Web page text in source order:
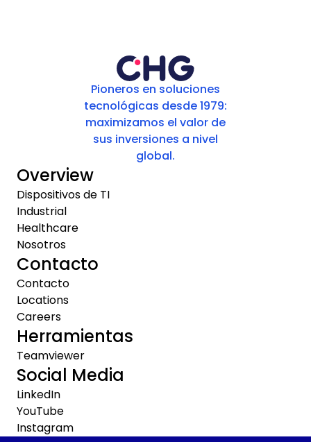
Pioneros en soluciones
tecnológicas desde 1979:
maximizamos el valor de
sus inversiones a nivel
global.
Overview
Dispositivos de TI
Industrial
Healthcare
Nosotros
Contacto
Contacto
Locations
Careers
Herramientas
Teamviewer
Social Media
LinkedIn
YouTube
Instagram